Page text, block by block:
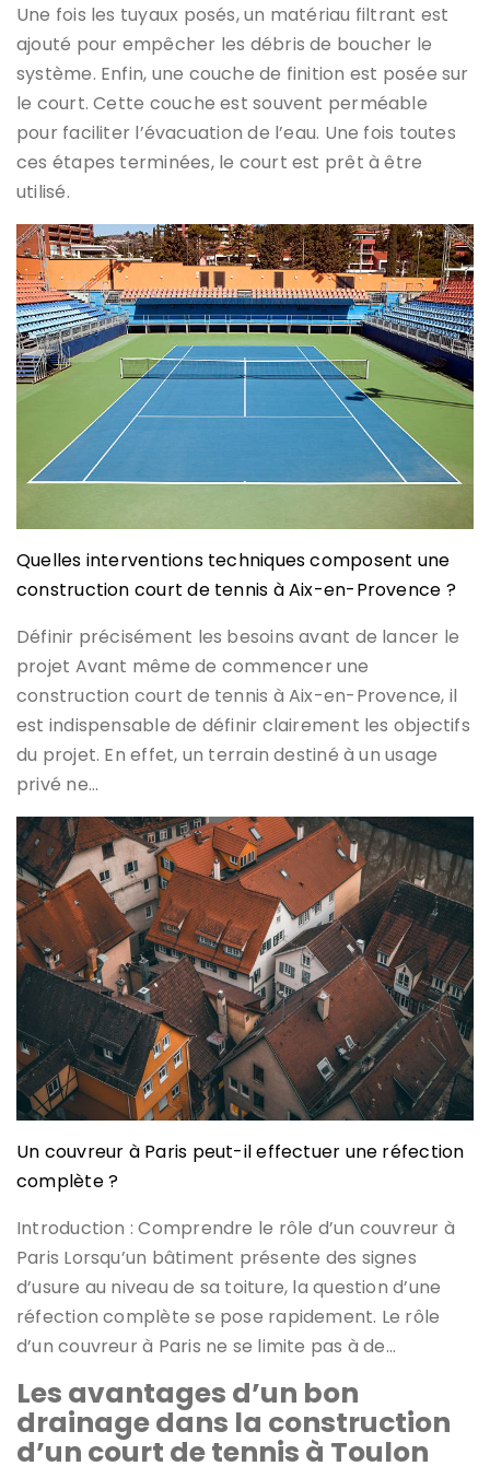
Une fois les tuyaux posés, un matériau filtrant est
ajouté pour empêcher les débris de boucher le
système. Enfin, une couche de finition est posée sur
le court. Cette couche est souvent perméable
pour faciliter l’évacuation de l’eau. Une fois toutes
ces étapes terminées, le court est prêt à être
utilisé.
Quelles interventions techniques composent une
construction court de tennis à Aix-en-Provence ?
Définir précisément les besoins avant de lancer le
projet Avant même de commencer une
construction court de tennis à Aix-en-Provence, il
est indispensable de définir clairement les objectifs
du projet. En effet, un terrain destiné à un usage
privé ne…
Un couvreur à Paris peut-il effectuer une réfection
complète ?
Introduction : Comprendre le rôle d’un couvreur à
Paris Lorsqu’un bâtiment présente des signes
d’usure au niveau de sa toiture, la question d’une
réfection complète se pose rapidement. Le rôle
d’un couvreur à Paris ne se limite pas à de…
Les avantages d’un bon
drainage dans la construction
d’un court de tennis à Toulon